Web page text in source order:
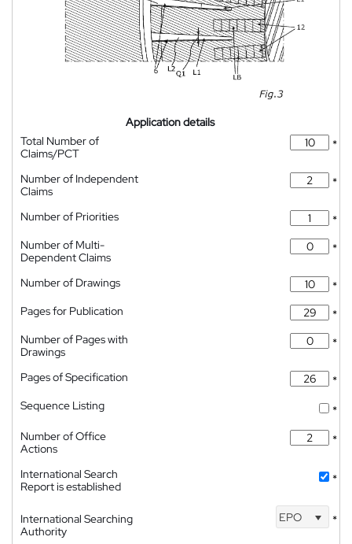
Application details
Total Number of
Claims/PCT
*
Number of Independent
Claims
*
Number of Priorities
*
Number of Multi-
Dependent Claims
*
Number of Drawings
*
Pages for Publication
*
Number of Pages with
Drawings
*
Pages of Specification
*
Sequence Listing
*
Number of Office
Actions
*
International Search
Report is established
*
International Searching
Authority
EPO *